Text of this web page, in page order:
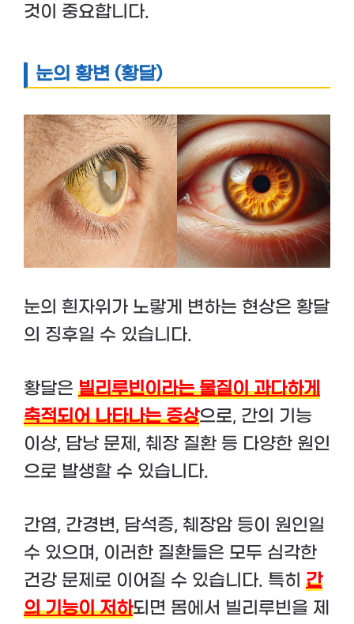
것이 중요합니다.
눈의 황변 (황달)
눈의 흰자위가 노랗게 변하는 현상은 황달
의 징후일 수 있습니다.
황달은 빌리루빈이라는 물질이 과다하게
축적되어 나타나는 증상으로, 간의 기능
이상, 담낭 문제, 췌장 질환 등 다양한 원인
으로 발생할 수 있습니다.
간염, 간경변, 담석증, 췌장암 등이 원인일
수 있으며, 이러한 질환들은 모두 심각한
건강 문제로 이어질 수 있습니다. 특히 간
의 기능이 저하되면 몸에서 빌리루빈을 제